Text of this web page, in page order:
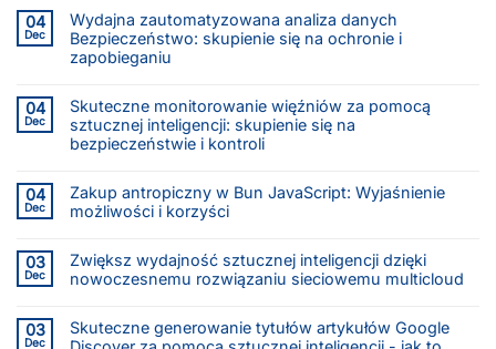
04
Dec
Wydajna zautomatyzowana analiza danych
Bezpieczeństwo: skupienie się na ochronie i
zapobieganiu
04
Dec
Skuteczne monitorowanie więźniów za pomocą
sztucznej inteligencji: skupienie się na
bezpieczeństwie i kontroli
04
Dec
Zakup antropiczny w Bun JavaScript: Wyjaśnienie
możliwości i korzyści
03
Dec
Zwiększ wydajność sztucznej inteligencji dzięki
nowoczesnemu rozwiązaniu sieciowemu multicloud
03
Dec
Skuteczne generowanie tytułów artykułów Google